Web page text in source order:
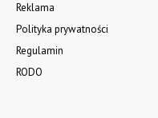
Reklama
Polityka prywatności
Regulamin
RODO